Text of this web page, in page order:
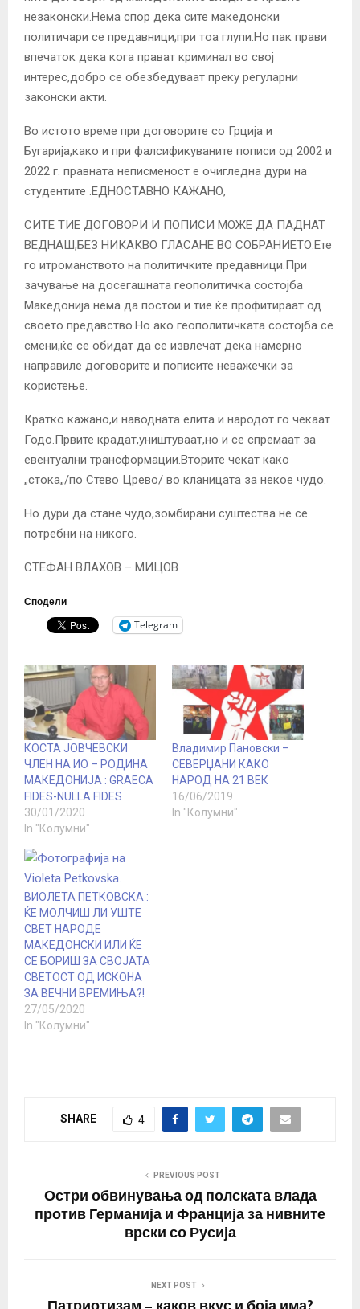
незаконски.Нема спор дека сите македонски
политичари се предавници,при тоа глупи.Но пак прави
впечаток дека кога прават криминал во свој
интерес,добро се обезбедуваат преку регуларни
законски акти.
Во истото време при договорите со Грција и
Бугарија,како и при фалсификуваните пописи од 2002 и
2022 г. правната неписменост е очигледна дури на
студентите .ЕДНОСТАВНО КАЖАНО,
СИТЕ ТИЕ ДОГОВОРИ И ПОПИСИ МОЖЕ ДА ПАДНАТ
ВЕДНАШ,БЕЗ НИКАКВО ГЛАСАНЕ ВО СОБРАНИЕТО.Ете
го итроманството на политичките предавници.При
зачување на досегашната геополитичка состојба
Македонија нема да постои и тие ќе профитираат од
своето предавство.Но ако геополитичката состојба се
смени,ќе се обидат да се извлечат дека намерно
направиле договорите и пописите неважечки за
користење.
Кратко кажано,и наводната елита и народот го чекаат
Годо.Првите крадат,уништуваат,но и се спремаат за
евентуални трансформации.Вторите чекат како
„стока„/по Стево Црево/ во кланицата за некое чудо.
Но дури да стане чудо,зомбирани суштества не се
потребни на никого.
СТЕФАН ВЛАХОВ – МИЦОВ
Сподели
Telegram
КОСТА ЈОВЧЕВСКИ
ЧЛЕН НА ИО – РОДИНА
МАКЕДОНИЈА : GRAECA
FIDES-NULLA FIDES
30/01/2020
In "Колумни"
Владимир Пановски –
СЕВЕРЏАНИ КАКО
НАРОД НА 21 ВЕК
16/06/2019
In "Колумни"
ВИОЛЕТА ПЕТКОВСКА :
ЌЕ МОЛЧИШ ЛИ УШТЕ
СВЕТ НАРОДЕ
МАКЕДОНСКИ ИЛИ ЌЕ
СЕ БОРИШ ЗА СВОЈАТА
СВЕТОСТ ОД ИСКОНА
ЗА ВЕЧНИ ВРЕМИЊА?!
27/05/2020
In "Колумни"
SHARE 4
PREVIOUS POST
Остри обвинувања од полската влада
против Германија и Франција за нивните
врски со Русија
NEXT POST